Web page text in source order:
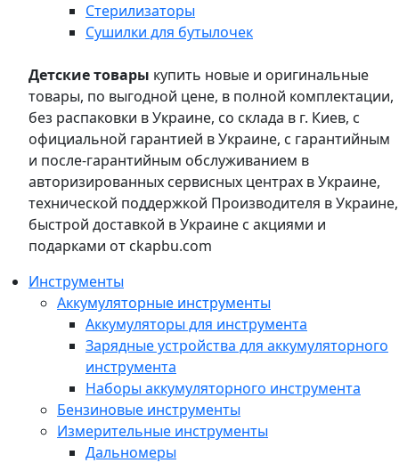
Стерилизаторы
Сушилки для бутылочек
Детские товары купить новые и оригинальные
товары, по выгодной цене, в полной комплектации,
без распаковки в Украине, со склада в г. Киев, с
официальной гарантией в Украине, с гарантийным
и после-гарантийным обслуживанием в
авторизированных сервисных центрах в Украине,
технической поддержкой Производителя в Украине,
быстрой доставкой в Украине с акциями и
подарками от ckapbu.com
Инструменты
Аккумуляторные инструменты
Аккумуляторы для инструмента
Зарядные устройства для аккумуляторного
инструмента
Наборы аккумуляторного инструмента
Бензиновые инструменты
Измерительные инструменты
Дальномеры